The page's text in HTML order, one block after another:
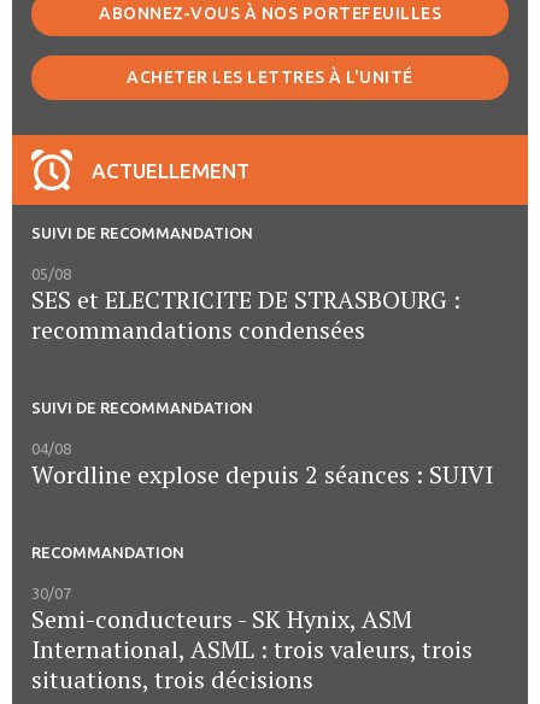
ABONNEZ-VOUS À NOS PORTEFEUILLES
ACHETER LES LETTRES À L'UNITÉ
ACTUELLEMENT
SUIVI DE RECOMMANDATION
05/08
SES et ELECTRICITE DE STRASBOURG :
recommandations condensées
SUIVI DE RECOMMANDATION
04/08
Wordline explose depuis 2 séances : SUIVI
RECOMMANDATION
30/07
Semi-conducteurs - SK Hynix, ASM
International, ASML : trois valeurs, trois
situations, trois décisions